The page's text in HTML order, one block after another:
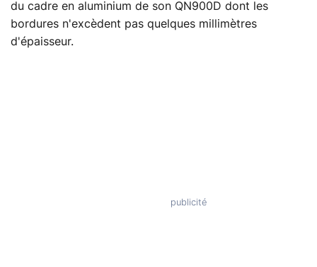
du cadre en aluminium de son QN900D dont les
bordures n'excèdent pas quelques millimètres
d'épaisseur.